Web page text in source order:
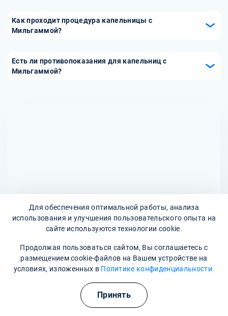
неврологических заболеваниях, таких как невропатия,
радикулит, невралгия, а также для снятия болевого
терапии остеохондроза и других заболеваний,
сопровождающихся болями в спине и конечностях.
Как проходит процедура капельницы с
Мильгаммой?
медицинском центре под контролем врача. Врач
определяет необходимую дозировку и
Есть ли противопоказания для капельниц с
Мильгаммой?
Адреса наших клиник
улица Мира, 10
Наши контакты
Для обеспечения оптимальной работы, анализа
использования и улучшения пользовательского опыта на
сайте используются технологии cookie.
Продолжая пользоваться сайтом, Вы соглашаетесь с
размещением cookie-файлов на Вашем устройстве на
условиях, изложенных в Политике конфиденциальности.
Принять